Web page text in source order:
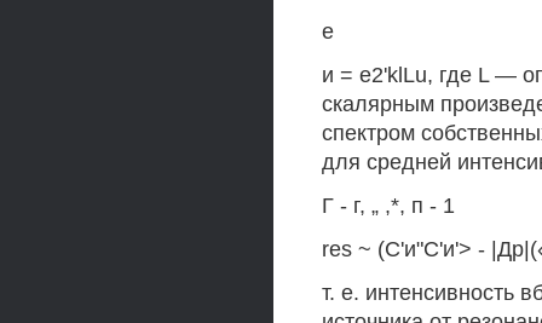
е
и = e2'klLu, где L —
скалярным
спектром
для средней
Г - г, „ ,*, п - 1
res ~ (С'и"С'и'> -
т. е. интенсивность